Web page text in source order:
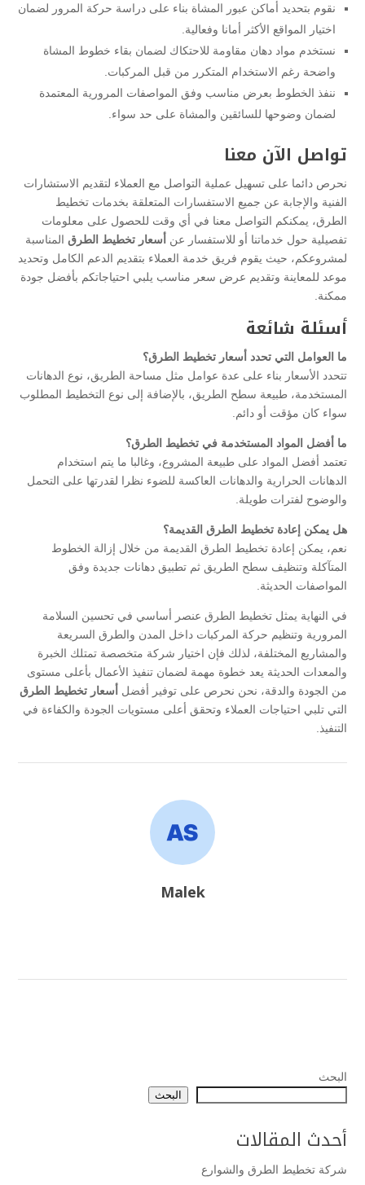
نقوم بتحديد أماكن عبور المشاة بناء على دراسة حركة المرور لضمان
اختيار المواقع الأكثر أمانا وفعالية.
نستخدم مواد دهان مقاومة للاحتكاك لضمان بقاء خطوط المشاة
واضحة رغم الاستخدام المتكرر من قبل المركبات.
ننفذ الخطوط بعرض مناسب وفق المواصفات المرورية المعتمدة
لضمان وضوحها للسائقين والمشاة على حد سواء.
تواصل الآن معنا
نحرص دائما على تسهيل عملية التواصل مع العملاء لتقديم الاستشارات
الفنية والإجابة عن جميع الاستفسارات المتعلقة بخدمات تخطيط
الطرق، يمكنكم التواصل معنا في أي وقت للحصول على معلومات
تفصيلية حول خدماتنا أو للاستفسار عن
أسعار تخطيط الطرق المناسبة
لمشروعكم، حيث يقوم فريق خدمة العملاء بتقديم الدعم الكامل وتحديد
موعد للمعاينة وتقديم عرض سعر مناسب يلبي احتياجاتكم بأفضل جودة
ممكنة.
أسئلة شائعة
ما العوامل التي تحدد أسعار تخطيط الطرق؟
تتحدد الأسعار بناء على عدة عوامل مثل مساحة الطريق، نوع الدهانات
المستخدمة، طبيعة سطح الطريق، بالإضافة إلى نوع التخطيط المطلوب
سواء كان مؤقت أو دائم.
ما أفضل المواد المستخدمة في تخطيط الطرق؟
تعتمد أفضل المواد على طبيعة المشروع، وغالبا ما يتم استخدام
الدهانات الحرارية والدهانات العاكسة للضوء نظرا لقدرتها على التحمل
والوضوح لفترات طويلة.
هل يمكن إعادة تخطيط الطرق القديمة؟
نعم، يمكن إعادة تخطيط الطرق القديمة من خلال إزالة الخطوط
المتآكلة وتنظيف سطح الطريق ثم تطبيق دهانات جديدة وفق
المواصفات الحديثة.
في النهاية يمثل تخطيط الطرق عنصر أساسي في تحسين السلامة
المرورية وتنظيم حركة المركبات داخل المدن والطرق السريعة
والمشاريع المختلفة، لذلك فإن اختيار شركة متخصصة تمتلك الخبرة
والمعدات الحديثة يعد خطوة مهمة لضمان تنفيذ الأعمال بأعلى مستوى
من الجودة والدقة، نحن نحرص على توفير أفضل
أسعار تخطيط الطرق
التي تلبي احتياجات العملاء وتحقق أعلى مستويات الجودة والكفاءة في
التنفيذ.
Malek
البحث
البحث
أحدث المقالات
شركة تخطيط الطرق والشوارع